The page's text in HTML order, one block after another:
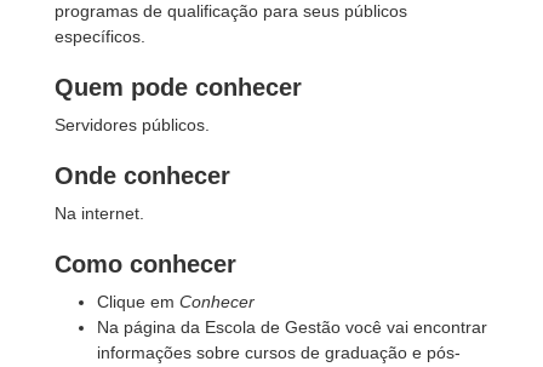
programas de qualificação para seus públicos
específicos.
Quem pode conhecer
Servidores públicos.
Onde conhecer
Na internet.
Como conhecer
Clique em Conhecer
Na página da Escola de Gestão você vai encontrar
informações sobre cursos de graduação e pós-